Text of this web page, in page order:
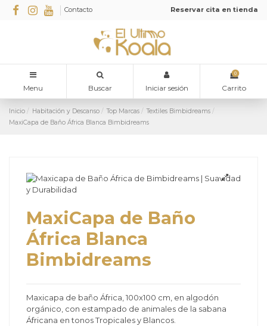
Contacto Reservar cita en tienda
Menu Buscar Iniciar sesión
0
Carrito
Inicio Habitación y Descanso Top Marcas
Textiles Bimbidreams
MaxiCapa de Baño África Blanca Bimbidreams
MaxiCapa de Baño
África Blanca
Bimbidreams
Maxicapa de baño África, 100x100 cm, en algodón
orgánico, con estampado de animales de la sabana
Áfricana en tonos Tropicales y Blancos.